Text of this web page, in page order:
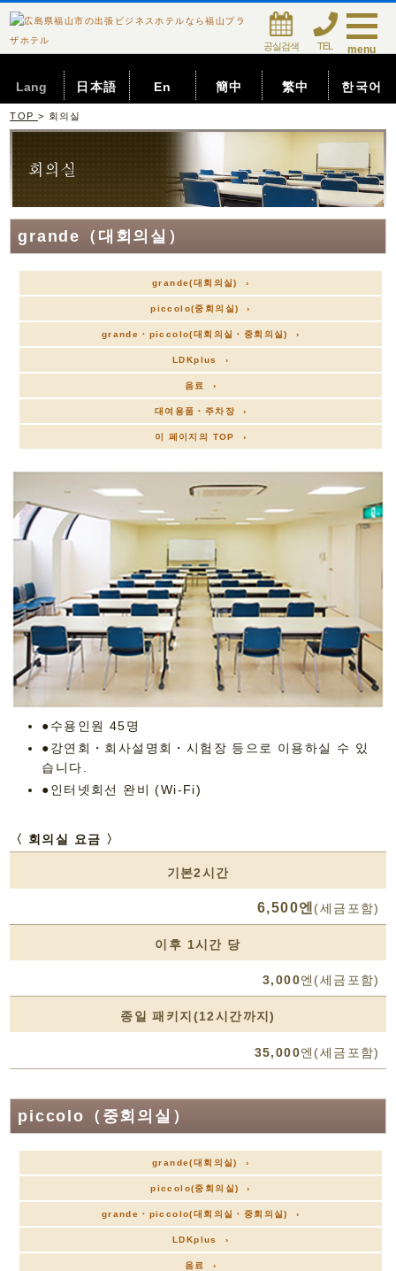
공실검색 TEL menu
Lang 日本語 En 簡中 繁中 한국어
TOP > 회의실
grande（대회의실）
grande(대회의실) ›
piccolo(중회의실) ›
grande・piccolo(대회의실・중회의실) ›
LDKplus ›
음료 ›
대여용품・주차장 ›
이 페이지의 TOP ›
●수용인원 45명
●강연회・회사설명회・시험장 등으로 이용하실 수 있
습니다.
●인터넷회선 완비 (Wi-Fi)
〈 회의실 요금 〉
기본2시간
6,500엔 (세금포함)
이후 1시간 당
3,000엔(세금포함)
종일 패키지(12시간까지)
35,000엔(세금포함)
piccolo（중회의실）
grande(대회의실) ›
piccolo(중회의실) ›
grande・piccolo(대회의실・중회의실) ›
LDKplus ›
음료 ›